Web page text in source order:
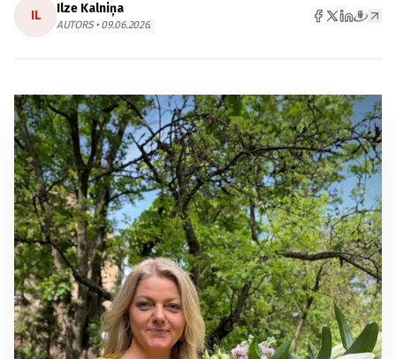
IL Ilze Kalniņa
AUTORS • 09.06.2026.